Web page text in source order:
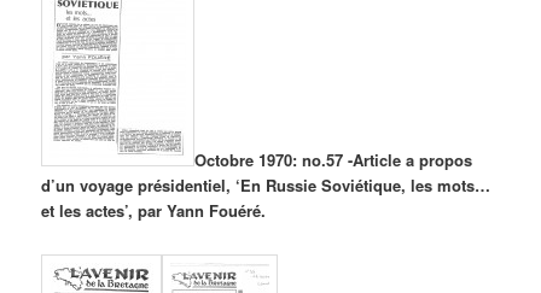
Octobre 1970: no.57 -Article a propos
d’un voyage présidentiel, ‘En Russie Soviétique, les mots…
et les actes’, par Yann Fouéré.